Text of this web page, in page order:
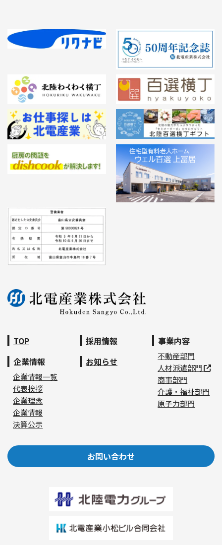
TOP
企業情報
企業情報一覧
代表挨拶
企業理念
企業情報
決算公示
採用情報
お知らせ
事業内容
不動産部門
人材派遣部門
商事部門
介護・福祉部門
原子力部門
お問い合わせ